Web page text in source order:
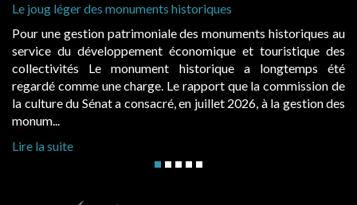
léger des monuments historiques
gestion patrimoniale des monuments historiques au
du développement économique et touristique des
Le monument historique a longtemps été
comme une charge. Le rapport que la commission de
du Sénat a consacré, en juillet 2026, à la gestion des
suite
public,